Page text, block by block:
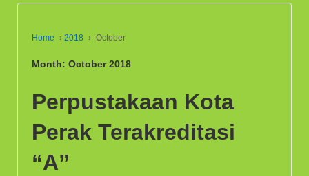
Home › 2018 › October
Month: October 2018
Perpustakaan Kota
Perak Terakreditasi
“A”